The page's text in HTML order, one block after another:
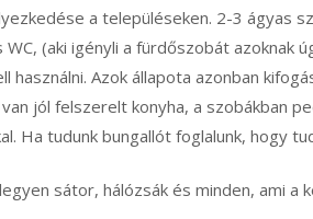
a településeken. 2-3 ágyas
(aki igényli a fürdőszobát azoknak
Azok állapota azonban
jól felszerelt konyha, a szobákban
Ha tudunk bungallót foglalunk, hogy
sátor, hálózsák és minden, ami a